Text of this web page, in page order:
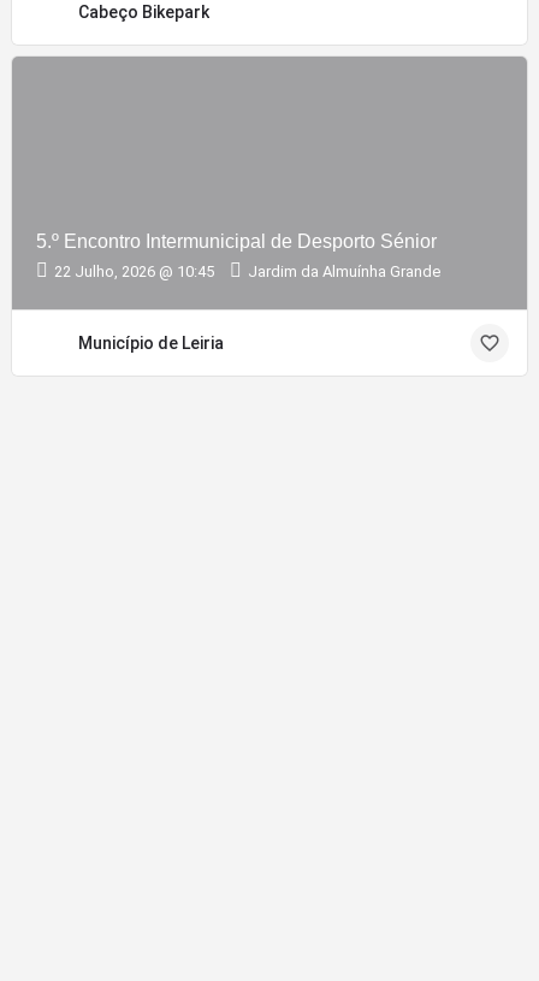
Cabeço Bikepark
5.º Encontro Intermunicipal de Desporto Sénior
22 Julho, 2026 @ 10:45 Jardim da Almuínha Grande
Município de Leiria